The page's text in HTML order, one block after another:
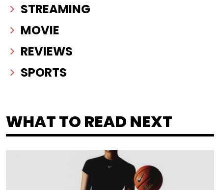
STREAMING
MOVIE
REVIEWS
SPORTS
WHAT TO READ NEXT